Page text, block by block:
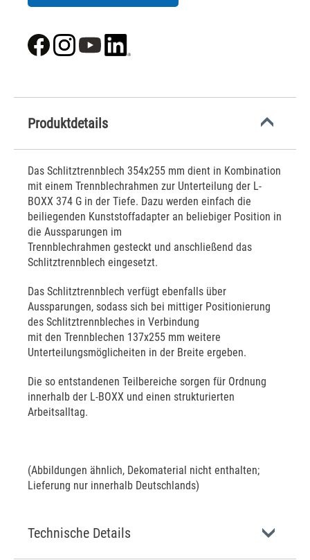
Produktdetails
Das Schlitztrennblech 354x255 mm dient in Kombination
mit einem Trennblechrahmen zur Unterteilung der L-
BOXX 374 G in der Tiefe. Dazu werden einfach die
beiliegenden Kunststoffadapter an beliebiger Position in
die Aussparungen im
Trennblechrahmen gesteckt und anschließend das
Schlitztrennblech eingesetzt.
Das Schlitztrennblech verfügt ebenfalls über
Aussparungen, sodass sich bei mittiger Positionierung
des Schlitztrennbleches in Verbindung
mit den Trennblechen 137x255 mm weitere
Unterteilungsmöglicheiten in der Breite ergeben.
Die so entstandenen Teilbereiche sorgen für Ordnung
innerhalb der L-BOXX und einen strukturierten
Arbeitsalltag.
(Abbildungen ähnlich, Dekomaterial nicht enthalten;
Lieferung nur innerhalb Deutschlands)
Technische Details